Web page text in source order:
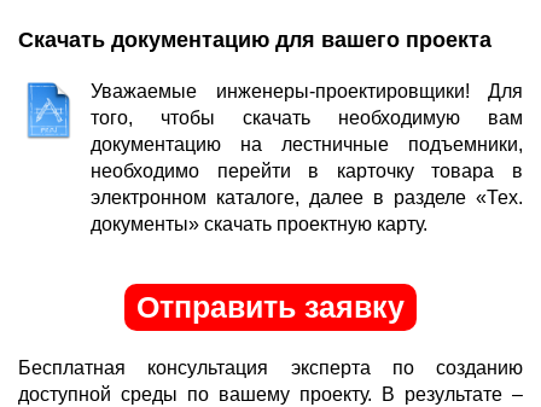
Скачать документацию для вашего проекта
Уважаемые инженеры-проектировщики! Для
того, чтобы скачать необходимую вам
документацию на лестничные подъемники,
необходимо перейти в карточку товара в
электронном каталоге, далее в разделе «Тех.
документы» скачать проектную карту.
Отправить заявку
Бесплатная консультация эксперта по созданию
доступной среды по вашему проекту. В результате –